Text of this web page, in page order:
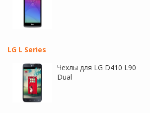
LG L Series
Чехлы для LG D410 L90
Dual